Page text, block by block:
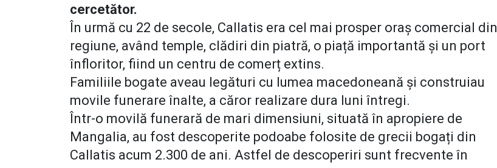
cercetător.
În urmă cu 22 de secole, Callatis era cel mai prosper oraș comercial din
regiune, având temple, clădiri din piatră, o piață importantă și un port
înfloritor, fiind un centru de comerț extins.
Familiile bogate aveau legături cu lumea macedoneană și construiau
movile funerare înalte, a căror realizare dura luni întregi.
Într-o movilă funerară de mari dimensiuni, situată în apropiere de
Mangalia, au fost descoperite podoabe folosite de grecii bogați din
Callatis acum 2.300 de ani. Astfel de descoperiri sunt frecvente în